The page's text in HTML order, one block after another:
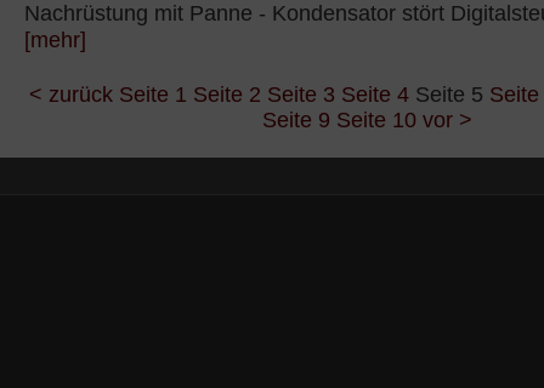
Nachrüstung mit Panne - Kondensator stört
[mehr]
< zurück Seite 1 Seite 2 Seite 3 Seite 4 Seite 5 Seite
Seite 9 Seite 10 vor >